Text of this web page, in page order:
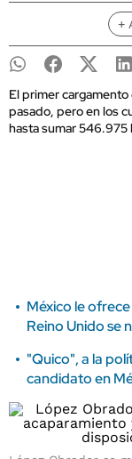
+
El primer
pasado, pero en los
hasta sumar 546.975
México le
Reino Unido se
"Quico", a la
candidato en